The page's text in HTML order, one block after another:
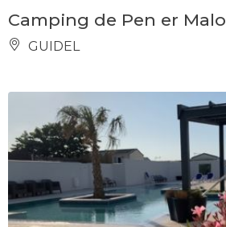
Camping de Pen er Malo
GUIDEL